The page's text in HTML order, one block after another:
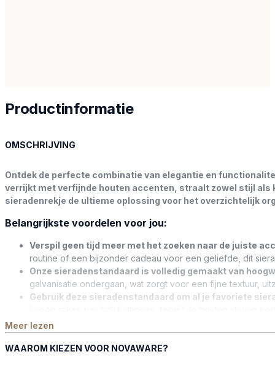
Productinformatie
OMSCHRIJVING
Ontdek de perfecte combinatie van elegantie en
verrijkt met verfijnde houten accenten, straalt zowel stijl als
sieradenrekje de ultieme oplossing voor het overzichtelijk
Belangrijkste voordelen voor jou:
Verspil geen tijd meer met het zoeken naar de juiste
routine of een bijzonder cadeau voor een geliefde, dit
Onze sieradenstandaard is volledig gemaakt van
galvanisatie ondergaan, wat zorgt voor een fijne textuur,
Gebruik deze sieradenstandaard om al je favoriete
en andere kleine accessoires. Houd eenvoudig al je
Dit unieke sieradenrekje maakt het opbergen van
bespaart je aanzienlijk tijd en moeite bij het organiseren
Meer lezen
WAAROM KIEZEN VOOR NOVAWARE?